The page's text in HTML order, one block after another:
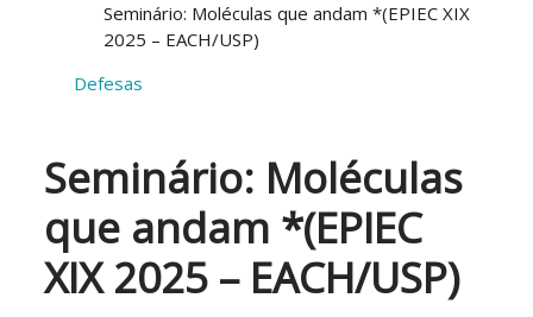
Seminário: Moléculas que andam *(EPIEC XIX
2025 – EACH/USP)
Defesas
Seminário: Moléculas
que andam *(EPIEC
XIX 2025 – EACH/USP)